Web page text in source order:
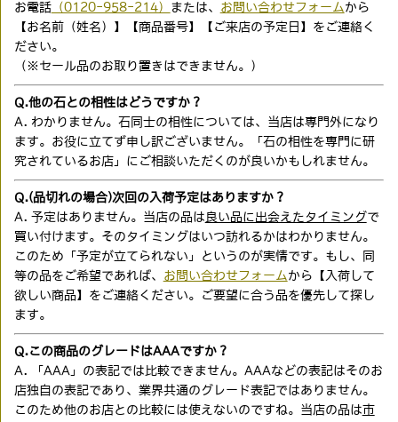
お電話（0120-958-214） または、 お問い合わせフォーム から
【お名前（姓名）】【商品番号】【ご来店の予定日】をご連絡く
ださい。
（※セール品のお取り置きはできません。）
Q.他の石との相性はどうですか？
A. わかりません。石同士の相性については、当店は専門外になり
ます。お役に立てず申し訳ございません。「石の相性を専門に研
究されているお店」にご相談いただくのが良いかもしれません。
Q.(品切れの場合)次回の入荷予定はありますか？
A. 予定はありません。当店の品は 良い品に出会えたタイミングで
買い付けます。そのタイミングはいつ訪れるかはわかりません。
このため「予定が立てられない」というのが実情です。もし、同
等の品をご希望であれば、 お問い合わせフォーム から【入荷して
欲しい商品】をご連絡ください。ご要望に合う品を優先して探し
ます。
Q.この商品のグレードはAAAですか？
A. 「AAA」の表記では比較できません。AAAなどの表記はそのお
店独自の表記であり、業界共通のグレード表記ではありません。
このため他のお店との比較には使えないのですね。当店の品は市